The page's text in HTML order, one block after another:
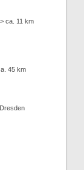
ca. 11 km
45 km